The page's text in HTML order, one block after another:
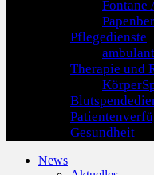
Fontane
Pflegedienste
Therapie und
Gesundheit
News